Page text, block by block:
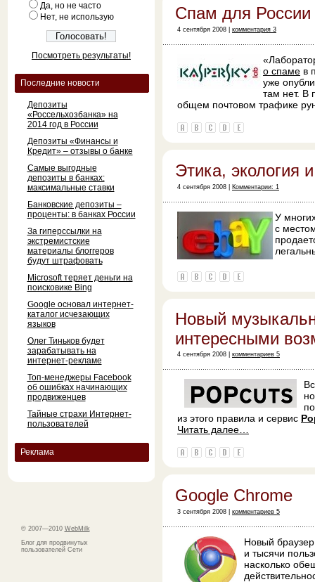
Да, но не часто
Нет, не использую
Посмотреть результаты!
Последние новости
Депозиты
«Россельхозбанка» на
2014 год в России
Депозиты «Финансы и
Кредит» – отзывы о банке
Самые выгодные
депозиты в банках:
максимальные ставки
Банковские депозиты –
проценты: в банках России
За гиперссылки на
экстремистские
материалы блоггеров
будут штрафовать
Microsoft теряет деньги на
поисковике Bing
Google основал интернет-
каталог исчезающих
языков
Олег Тиньков будет
зарабатывать на
интернет-рекламе
Топ-менеджеры Facebook
об ошибках начинающих
продвиженцев
Тайные страхи Интернет-
пользователей
Реклама
© 2007—2010 WebMilk
Блог для продвинутых
пользователей Сети
Спам для России
4 сентября 2008 | комментария 3
о спаме в
уже
там нет. В
общем почтовом трафике
Этика, экология
4 сентября 2008 | Комментарии: 1
У
с
Новый
интересными
4 сентября 2008 | комментариев 5
из этого правила и сервис
Читать далее…
Google Chrome
3 сентября 2008 | комментариев 5
Новый
и тысячи
насколько